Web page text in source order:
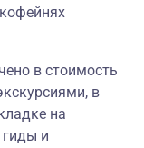
в стоимость
в
на
и